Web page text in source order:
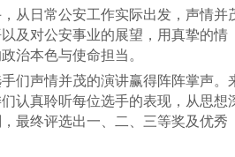
日常公安工作实际出发，声情并
及对公安事业的展望，用真挚的情
治本色与使命担当。
声情并茂的演讲赢得阵阵掌声。
认真聆听每位选手的表现，从思想
最终评选出一、二、三等奖及优秀